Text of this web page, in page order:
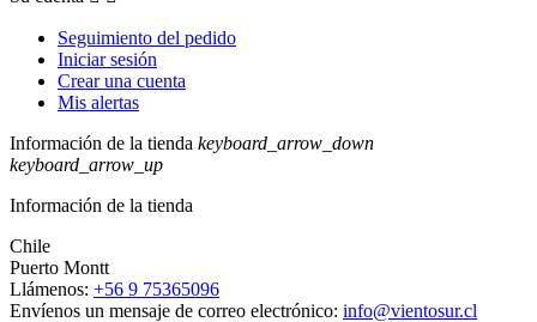
Seguimiento del pedido
Iniciar sesión
Crear una cuenta
Mis alertas
Información de la tienda keyboard_arrow_down
keyboard_arrow_up
Información de la tienda
Chile
Puerto Montt
Llámenos: +56 9 75365096
Envíenos un mensaje de correo electrónico: info@vientosur.cl